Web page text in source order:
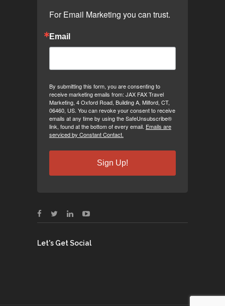
For Email Marketing you can trust.
Email
By submitting this form, you are consenting to
receive marketing emails from: JAX FAX Travel
Marketing, 4 Oxford Road, Building A, Milford, CT,
06460, US. You can revoke your consent to receive
emails at any time by using the SafeUnsubscribe®
link, found at the bottom of every email. Emails are
serviced by Constant Contact.
Sign Up!
Let's Get Social